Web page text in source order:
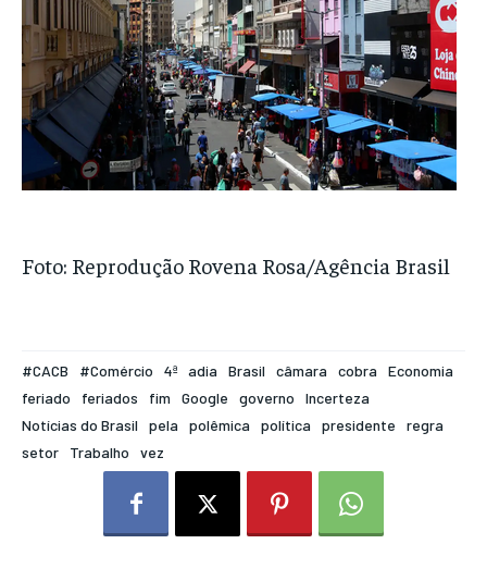
Foto: Reprodução Rovena Rosa/Agência Brasil
#⁠CACB #Comércio 4ª adia Brasil câmara cobra
Economia
feriado
feriados fim Google governo
Incerteza
Notícias do Brasil
pela polêmica política presidente
regra
setor
Trabalho vez